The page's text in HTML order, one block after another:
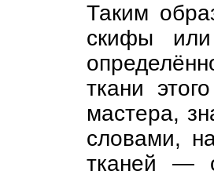
Таким
скифы
ткани
мастера,
словами,
тканей —